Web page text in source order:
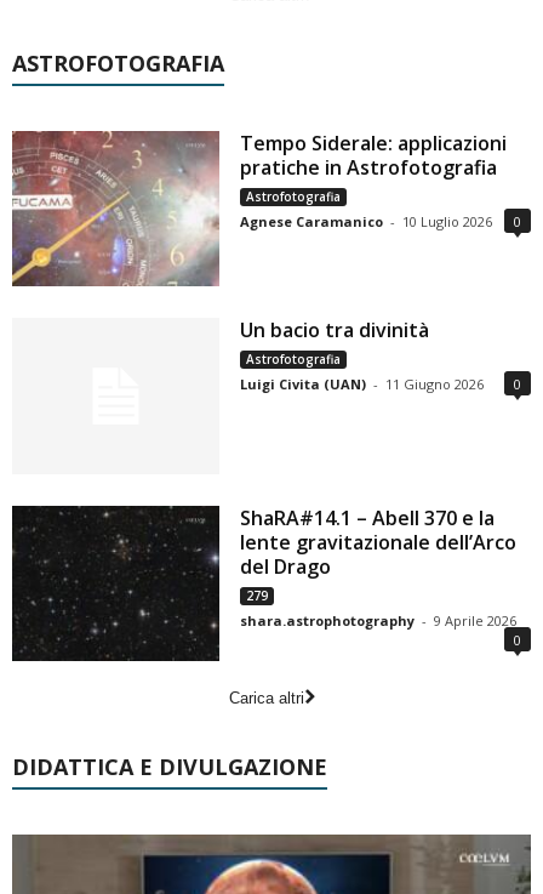
ASTROFOTOGRAFIA
Tempo Siderale: applicazioni
pratiche in Astrofotografia
Astrofotografia
Agnese Caramanico - 10 Luglio 2026 0
Un bacio tra divinità
Astrofotografia
Luigi Civita (UAN) - 11 Giugno 2026 0
ShaRA#14.1 – Abell 370 e la
lente gravitazionale dell’Arco
del Drago
279
shara.astrophotography - 9 Aprile 2026
0
Carica altri
DIDATTICA E DIVULGAZIONE